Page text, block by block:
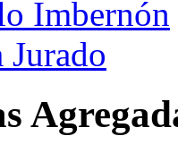
Imbernón
Jurado